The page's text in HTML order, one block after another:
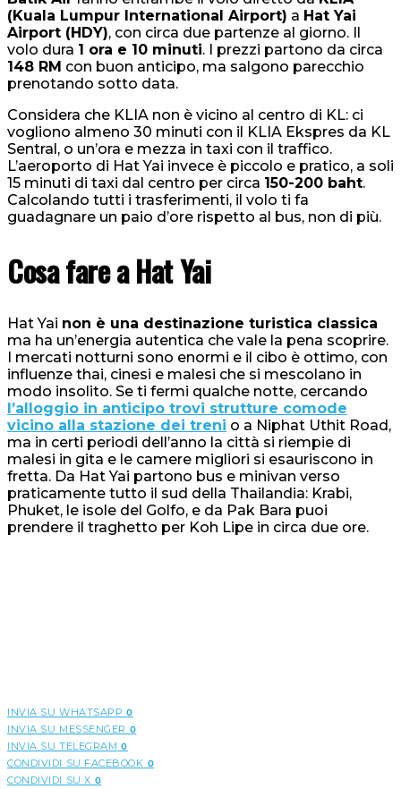
(Kuala Lumpur International Airport) a Hat Yai
Airport (HDY), con circa due partenze al giorno. Il
volo dura 1 ora e 10 minuti. I prezzi partono da circa
148 RM con buon anticipo, ma salgono parecchio
prenotando sotto data.
Considera che KLIA non è vicino al centro di KL: ci
vogliono almeno 30 minuti con il KLIA Ekspres da KL
Sentral, o un’ora e mezza in taxi con il traffico.
L’aeroporto di Hat Yai invece è piccolo e pratico, a soli
15 minuti di taxi dal centro per circa 150-200 baht.
Calcolando tutti i trasferimenti, il volo ti fa
guadagnare un paio d’ore rispetto al bus, non di più.
Cosa fare a Hat Yai
Hat Yai non è una destinazione turistica classica
ma ha un’energia autentica che vale la pena scoprire.
I mercati notturni sono enormi e il cibo è ottimo, con
influenze thai, cinesi e malesi che si mescolano in
modo insolito. Se ti fermi qualche notte, cercando
l’alloggio in anticipo trovi strutture comode
vicino alla stazione dei treni o a Niphat Uthit Road,
ma in certi periodi dell’anno la città si riempie di
malesi in gita e le camere migliori si esauriscono in
fretta. Da Hat Yai partono bus e minivan verso
praticamente tutto il sud della Thailandia: Krabi,
Phuket, le isole del Golfo, e da Pak Bara puoi
prendere il traghetto per Koh Lipe in circa due ore.
INVIA SU WHATSAPP 0
INVIA SU MESSENGER 0
INVIA SU TELEGRAM 0
CONDIVIDI SU FACEBOOK 0
CONDIVIDI SU X 0